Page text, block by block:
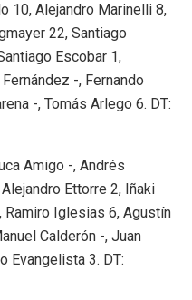
10, Alejandro Marinelli 8,
22, Santiago
Escobar 1,
-, Fernando
-, Tomás Arlego 6. DT:
Amigo -, Andrés
Ettorre 2, Iñaki
Ramiro Iglesias 6, Agustín
Calderón -, Juan
Evangelista 3. DT: